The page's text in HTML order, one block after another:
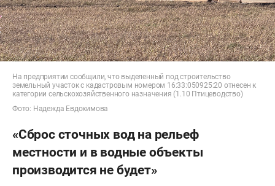
На предприятии сообщили, что выделенный под строительство
земельный участок с кадастровым номером 16:33:050925:20 отнесен к
категории сельскохозяйственного назначения (1.10 Птицеводство)
Фото: Надежда Евдокимова
«Сброс сточных вод на рельеф
местности и в водные объекты
производится не будет»